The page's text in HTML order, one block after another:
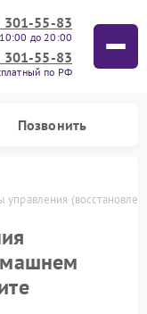
301-55-83
до 20:00
301-55-83
по РФ
Позвонить